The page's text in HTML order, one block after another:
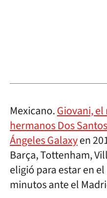
Mexicano.Giovani,
hermanos Dos
Ángeles Galaxyen
Barça, Tottenham,
eligió para estar en
minutos ante el